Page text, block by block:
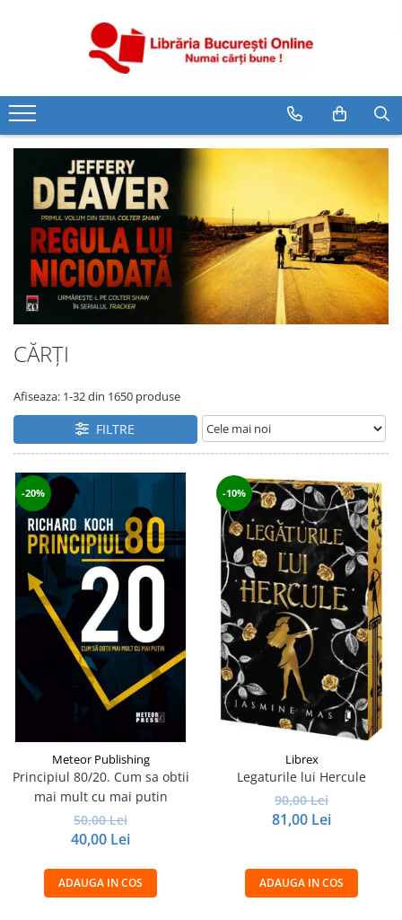
Artă și Enciclopedii
Beletristică
Business și Economie
Cărți pentru copii
Cărți pentru tineri
Creșterea copilului
Dezvoltare Personală
Diete și Fitness
Hobby și Divertisment
Istorie și Conspirații
Manuale și Dicționare
Medicină și Sănătate
Practic. Casă și Grădina
Psihologie
Religie
Spiritualitate
Știință și Tehnologie
Științe Politice
Științe Sociale si Umaniste
CĂRȚI
Afiseaza: 1-32din 1650 produse
FILTRE
-20%
Meteor Publishing
Principiul 80/20. Cum sa obtii
mai mult cu mai putin
50,00 Lei
40,00 Lei
ADAUGA IN COS
-10%
Librex
Legaturile lui Hercule
90,00 Lei
81,00 Lei
ADAUGA IN COS